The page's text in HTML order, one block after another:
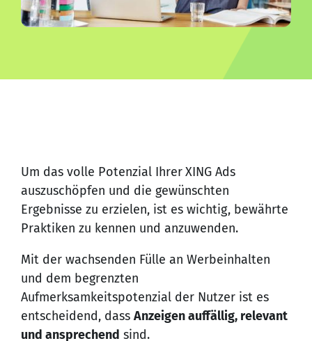
Um das volle Potenzial IhrerXING Ads
auszuschöpfen und die gewünschten
Ergebnisse zu erzielen, ist es wichtig, bewährte
Praktiken zu kennen und anzuwenden.
Mit der wachsenden Fülle an Werbeinhalten
und dem begrenzten
Aufmerksamkeitspotenzial der Nutzer ist es
entscheidend, dass Anzeigen auffällig, relevant
und ansprechend sind.